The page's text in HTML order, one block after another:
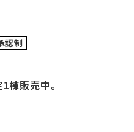
認制
棟販売中。